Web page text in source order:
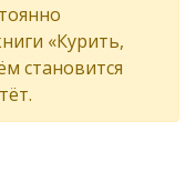
«Курить,
становится